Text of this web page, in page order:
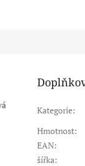
Kategorie:
Hmotnost:
EAN:
šířka: